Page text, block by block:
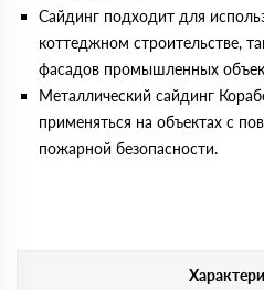
Сайдинг подходит для
коттеджном строительстве,
фасадов промышленных
Металлический сайдинг
применяться на объектах с
пожарной безопасности.